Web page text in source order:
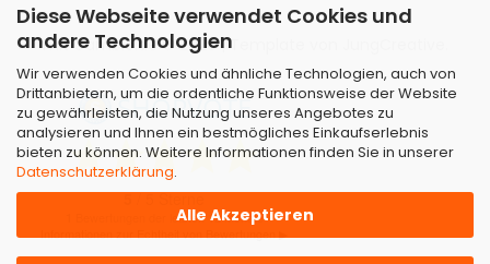
Diese Webseite verwendet Cookies und
andere Technologien
Wir verwenden Cookies und ähnliche Technologien, auch von
Drittanbietern, um die ordentliche Funktionsweise der Website
zu gewährleisten, die Nutzung unseres Angebotes zu
analysieren und Ihnen ein bestmögliches Einkaufserlebnis
bieten zu können. Weitere Informationen finden Sie in unserer
Datenschutzerklärung.
Alle Akzeptieren
mit Gambio.de © 2026 | Template von